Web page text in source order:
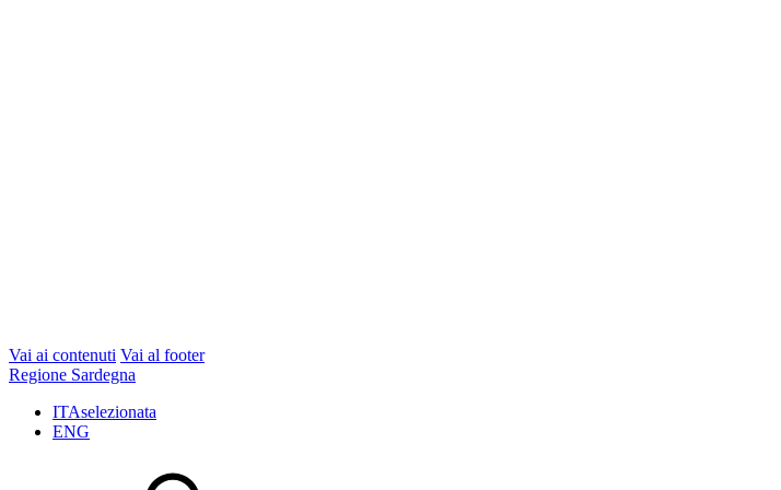
Vai ai contenuti Vai al footer
Regione Sardegna
ITAselezionata
ENG